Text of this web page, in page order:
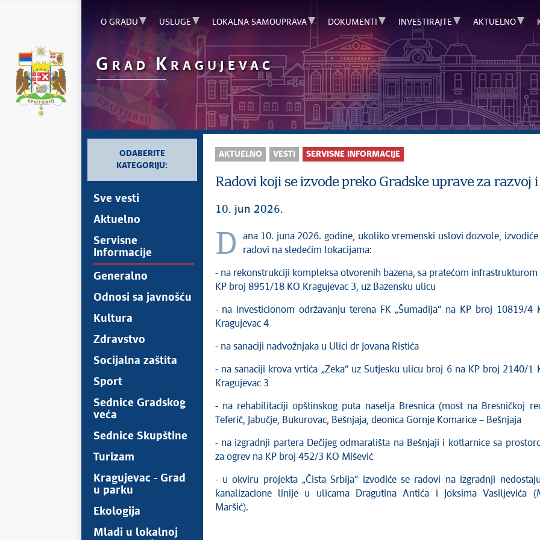
O GRADU USLUGE LOKALNA SAMOUPRAVA DOKUMENTI INVESTIRAJTE AKTUELNO
G RAD K RAGUJEVAC
ODABERITE
KATEGORIJU:
Sve vesti
Aktuelno
Servisne
Informacije
Generalno
Odnosi sa javnošću
Kultura
Zdravstvo
Socijalna zaštita
Sport
Sednice Gradskog
veća
Sednice Skupštine
Turizam
Kragujevac - Grad
u parku
Ekologija
Mladi u lokalnoj
AKTUELNO VESTI SERVISNE INFORMACIJE
Radovi koji se izvode preko Gradske uprave za razvoj
10. jun 2026.
Dana 10. juna 2026. godine, ukoliko vremenski uslovi dozvole, izvodiće se radovi na sledećim lokacijama:
- na rekonstrukciji kompleksa otvorenih bazena, sa pratećom infrastrukturom
KP broj 8951/18 KO Kragujevac 3, uz Bazensku ulicu
- na investicionom održavanju terena FK „Šumadija“ na KP broj 10819/4
Kragujevac 4
- na sanaciji nadvožnjaka u Ulici dr Jovana Ristića
- na sanaciji krova vrtića „Zeka“ uz Sutjesku ulicu broj 6 na KP broj 2140/1
Kragujevac 3
- na rehabilitaciji opštinskog puta naselja Bresnica (most na Bresničkoj
Teferič, Jabučje, Bukurovac, Bešnjaja, deonica Gornje Komarice – Bešnjaja
- na izgradnji partera Dečijeg odmarališta na Bešnjaji i kotlarnice sa
za ogrev na KP broj 452/3 KO Mišević
- u okviru projekta „Čista Srbija“ izvodiće se radovi na izgradnji
kanalizacione linije u ulicama Dragutina Antića i Joksima Vasiljevića
Maršić).